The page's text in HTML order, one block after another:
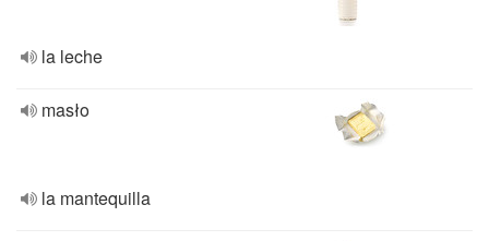
la leche
masło
la mantequilla